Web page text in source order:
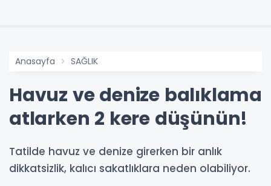
Anasayfa SAĞLIK
Havuz ve denize balıklama
atlarken 2 kere düşünün!
Tatilde havuz ve denize girerken bir anlık
dikkatsizlik, kalıcı sakatlıklara neden olabiliyor.